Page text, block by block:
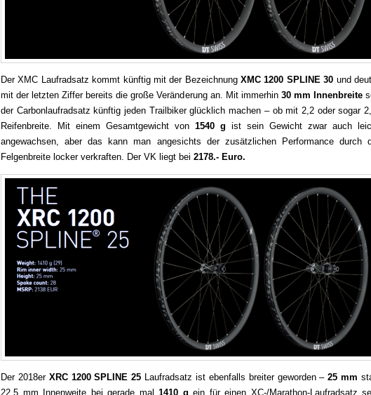
Der XMC Laufradsatz kommt künftig mit der BezeichnungXMC 1200 SPLINE 30 und
mit der letzten Ziffer bereits die große Veränderung an. Mit immerhin 30 mm Innenbreite
der Carbonlaufradsatz künftig jeden Trailbiker glücklich machen – ob mit 2,2 oder sogar
Reifenbreite. Mit einem Gesamtgewicht von 1540 g ist sein Gewicht zwar auch
angewachsen, aber das kann man angesichts der zusätzlichen Performance durch
Felgenbreite locker verkraften. Der VK liegt bei 2178.- Euro.
Der 2018er XRC 1200 SPLINE 25 Laufradsatz ist ebenfalls breiter geworden –25 mm
22,5 mm Innenweite bei gerade mal 1410 g ein für einen XC-/Marathon-Laufradsatz